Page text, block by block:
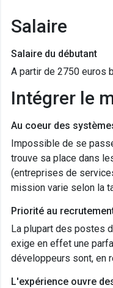
Salaire
Salaire du débutant
A partir de 2750 euros
Intégrer le
Au coeur des
Impossible de se
trouve sa place dans
(entreprises de
mission varie selon la
Priorité au
La plupart des postes
exige en effet une
développeurs sont, en
L'expérience ouvre